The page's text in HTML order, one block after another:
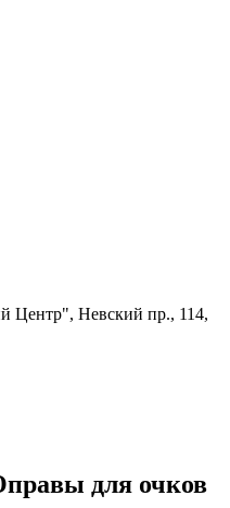
Центр", Невский пр., 114,
для очков